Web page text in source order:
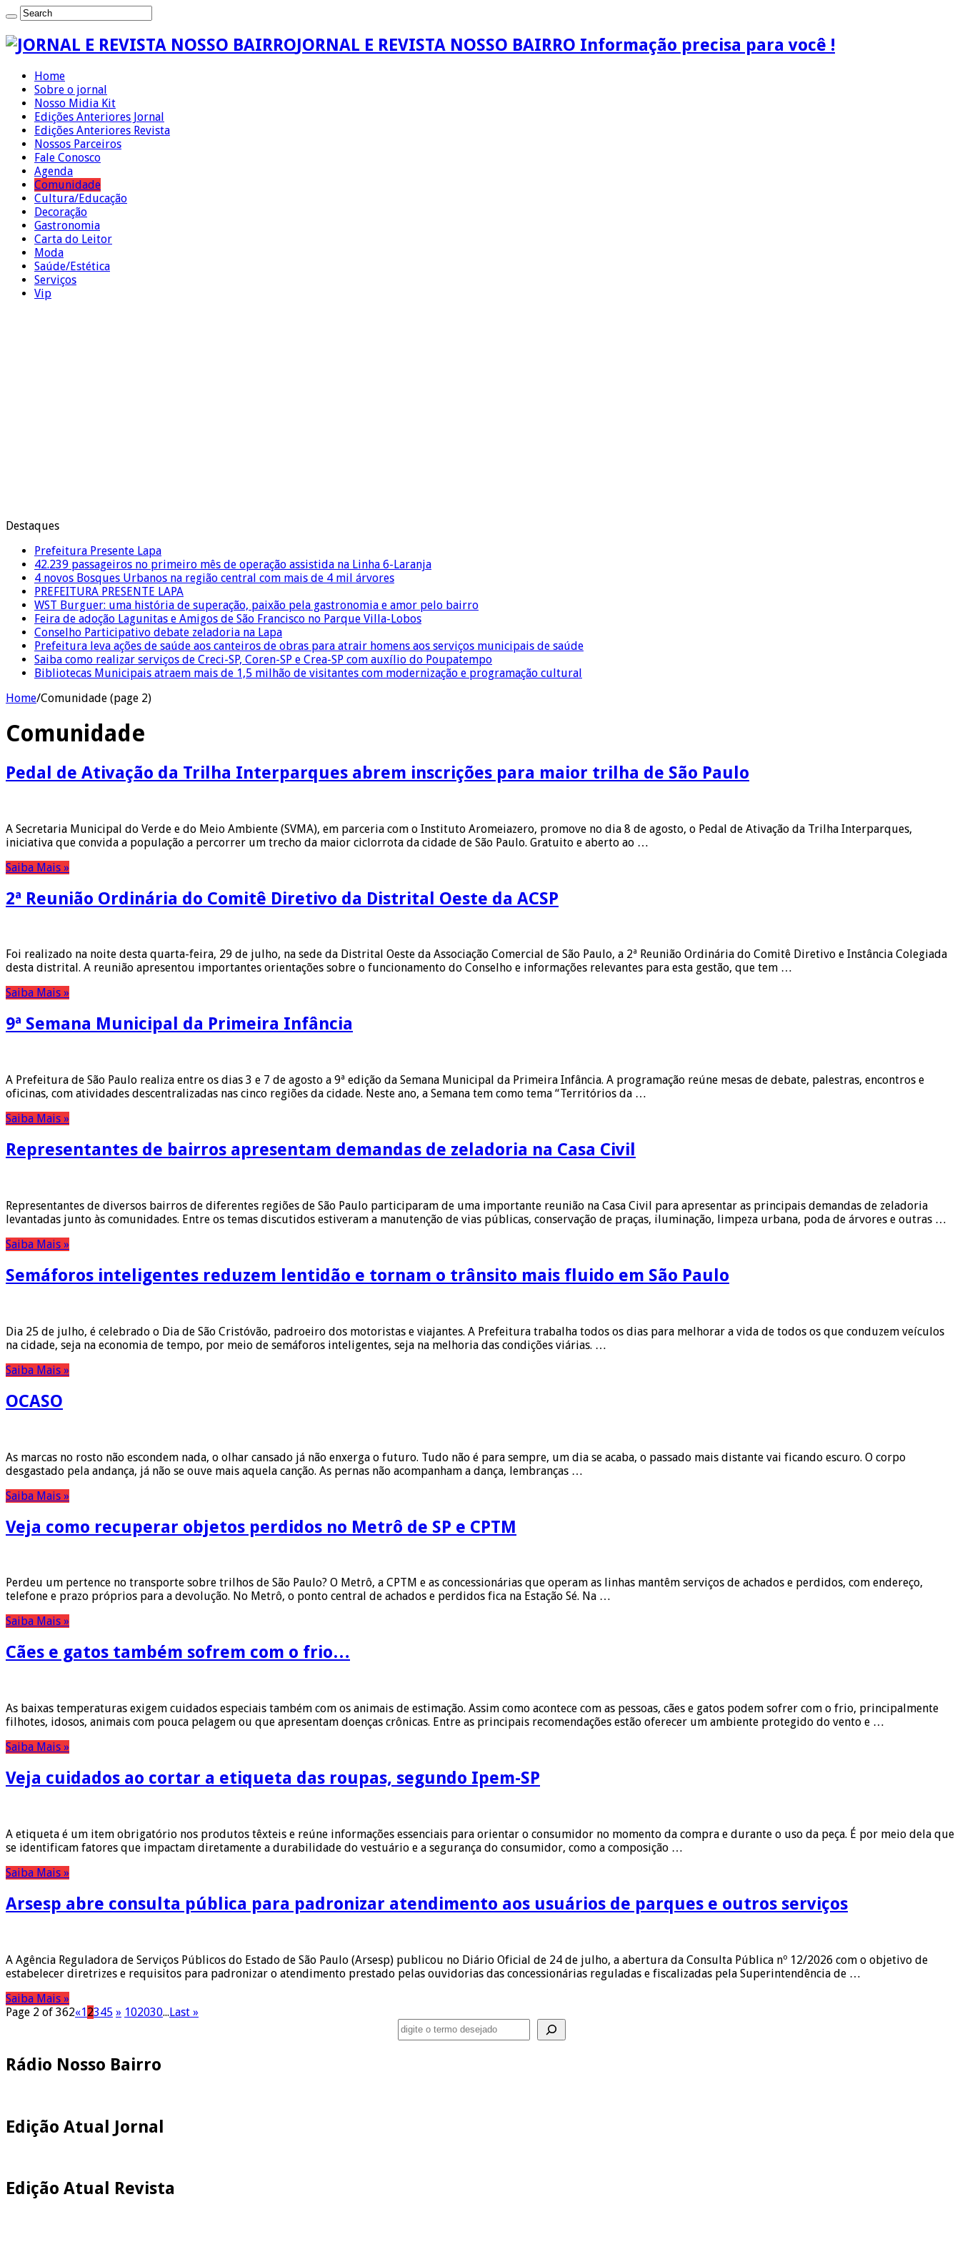
JORNAL E REVISTA NOSSO BAIRRO Informação precisa para você !
Home
Sobre o jornal
Nosso Midia Kit
Edições Anteriores Jornal
Edições Anteriores Revista
Nossos Parceiros
Fale Conosco
Agenda
Comunidade
Cultura/Educação
Decoração
Gastronomia
Carta do Leitor
Moda
Saúde/Estética
Serviços
Vip
Destaques
Prefeitura Presente Lapa
42.239 passageiros no primeiro mês de operação assistida na Linha 6-Laranja
4 novos Bosques Urbanos na região central com mais de 4 mil árvores
PREFEITURA PRESENTE LAPA
WST Burguer: uma história de superação, paixão pela gastronomia e amor pelo bairro
Feira de adoção Lagunitas e Amigos de São Francisco no Parque Villa-Lobos
Conselho Participativo debate zeladoria na Lapa
Prefeitura leva ações de saúde aos canteiros de obras para atrair homens aos serviços municipais de saúde
Saiba como realizar serviços de Creci-SP, Coren-SP e Crea-SP com auxílio do Poupatempo
Bibliotecas Municipais atraem mais de 1,5 milhão de visitantes com modernização e programação cultural
Home/Comunidade (page 2)
Comunidade
Pedal de Ativação da Trilha Interparques abrem inscrições para maior trilha de São Paulo
A Secretaria Municipal do Verde e do Meio Ambiente (SVMA), em parceria com o Instituto Aromeiazero, promove no dia 8 de agosto, o Pedal de Ativação da Trilha Interparques,
iniciativa que convida a população a percorrer um trecho da maior ciclorrota da cidade de São Paulo. Gratuito e aberto ao …
Saiba Mais »
2ª Reunião Ordinária do Comitê Diretivo da Distrital Oeste da ACSP
Foi realizado na noite desta quarta-feira, 29 de julho, na sede da Distrital Oeste da Associação Comercial de São Paulo, a 2ª Reunião Ordinária do Comitê Diretivo e Instância Colegiada
desta distrital. A reunião apresentou importantes orientações sobre o funcionamento do Conselho e informações relevantes para esta gestão, que tem …
Saiba Mais »
9ª Semana Municipal da Primeira Infância
A Prefeitura de São Paulo realiza entre os dias 3 e 7 de agosto a 9ª edição da Semana Municipal da Primeira Infância. A programação reúne mesas de debate, palestras, encontros e
oficinas, com atividades descentralizadas nas cinco regiões da cidade. Neste ano, a Semana tem como tema “Territórios da …
Saiba Mais »
Representantes de bairros apresentam demandas de zeladoria na Casa Civil
Representantes de diversos bairros de diferentes regiões de São Paulo participaram de uma importante reunião na Casa Civil para apresentar as principais demandas de zeladoria
levantadas junto às comunidades. Entre os temas discutidos estiveram a manutenção de vias públicas, conservação de praças, iluminação, limpeza urbana, poda de árvores e outras …
Saiba Mais »
Semáforos inteligentes reduzem lentidão e tornam o trânsito mais fluido em São Paulo
Dia 25 de julho, é celebrado o Dia de São Cristóvão, padroeiro dos motoristas e viajantes. A Prefeitura trabalha todos os dias para melhorar a vida de todos os que conduzem veículos
na cidade, seja na economia de tempo, por meio de semáforos inteligentes, seja na melhoria das condições viárias. …
Saiba Mais »
OCASO
As marcas no rosto não escondem nada, o olhar cansado já não enxerga o futuro. Tudo não é para sempre, um dia se acaba, o passado mais distante vai ficando escuro. O corpo
desgastado pela andança, já não se ouve mais aquela canção. As pernas não acompanham a dança, lembranças …
Saiba Mais »
Veja como recuperar objetos perdidos no Metrô de SP e CPTM
Perdeu um pertence no transporte sobre trilhos de São Paulo? O Metrô, a CPTM e as concessionárias que operam as linhas mantêm serviços de achados e perdidos, com endereço,
telefone e prazo próprios para a devolução. No Metrô, o ponto central de achados e perdidos fica na Estação Sé. Na …
Saiba Mais »
Cães e gatos também sofrem com o frio…
As baixas temperaturas exigem cuidados especiais também com os animais de estimação. Assim como acontece com as pessoas, cães e gatos podem sofrer com o frio, principalmente
filhotes, idosos, animais com pouca pelagem ou que apresentam doenças crônicas. Entre as principais recomendações estão oferecer um ambiente protegido do vento e …
Saiba Mais »
Veja cuidados ao cortar a etiqueta das roupas, segundo Ipem-SP
A etiqueta é um item obrigatório nos produtos têxteis e reúne informações essenciais para orientar o consumidor no momento da compra e durante o uso da peça. É por meio dela que
se identificam fatores que impactam diretamente a durabilidade do vestuário e a segurança do consumidor, como a composição …
Saiba Mais »
Arsesp abre consulta pública para padronizar atendimento aos usuários de parques e outros serviços
A Agência Reguladora de Serviços Públicos do Estado de São Paulo (Arsesp) publicou no Diário Oficial de 24 de julho, a abertura da Consulta Pública nº 12/2026 com o objetivo de
estabelecer diretrizes e requisitos para padronizar o atendimento prestado pelas ouvidorias das concessionárias reguladas e fiscalizadas pela Superintendência de …
Saiba Mais »
Page 2 of 362«12345 » 102030...Last »
Rádio Nosso Bairro
Edição Atual Jornal
Edição Atual Revista